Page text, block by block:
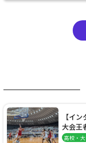
【イ
大会王
阜女子
高校・